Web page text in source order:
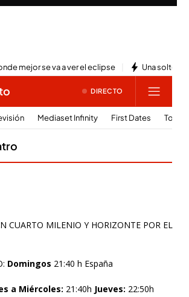
CUARTO MILENIO Y HORIZONTE POR EL
Domingos 21:40 h España
a Miércoles: 21:40h Jueves: 22:50h